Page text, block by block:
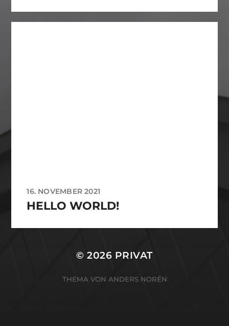
16. NOVEMBER 2021
HELLO WORLD!
© 2026 PRIVAT
THEMA VON ANDERS NORÉN